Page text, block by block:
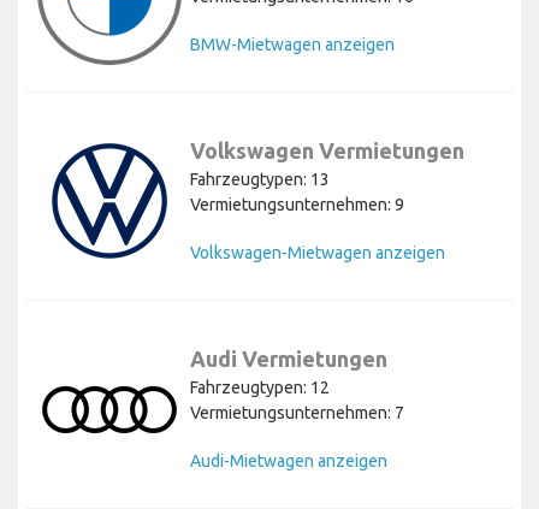
BMW-Mietwagen anzeigen
Volkswagen Vermietungen
Fahrzeugtypen: 13
Vermietungsunternehmen: 9
Volkswagen-Mietwagen anzeigen
Audi Vermietungen
Fahrzeugtypen: 12
Vermietungsunternehmen: 7
Audi-Mietwagen anzeigen